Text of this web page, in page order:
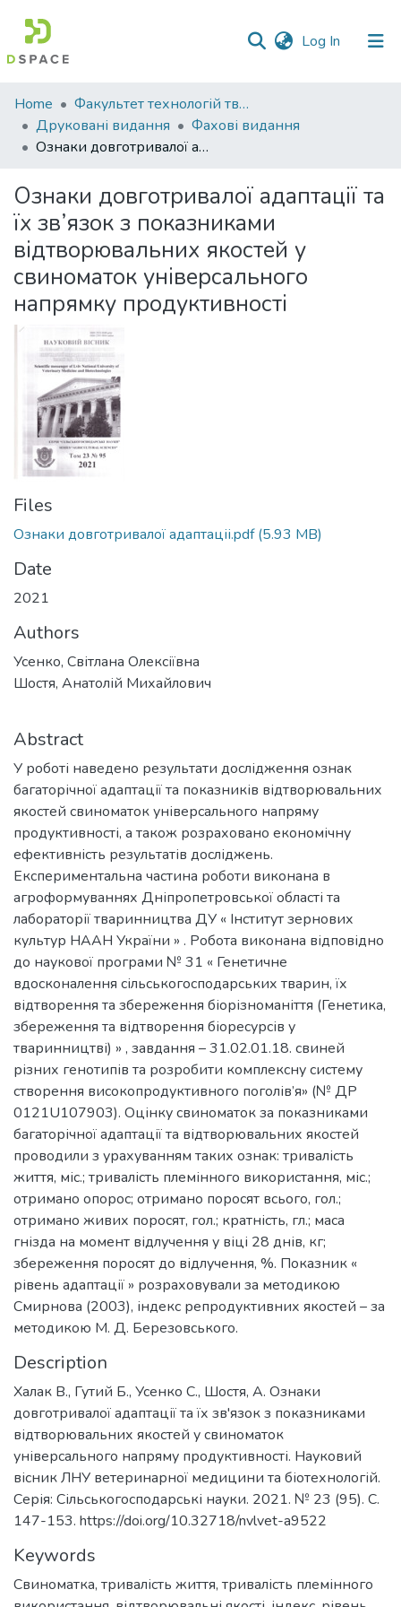
Log In (current)
Communities
&
Collections
Statistics
Home
Факультет технологій тваринництва та продовольства
Друковані видання
Фахові видання
Ознаки довготривалої адаптації та їх зв’язок з показниками відтворювальних якостей у свиноматок універсального напрямку продуктивності
Ознаки довготривалої адаптації та
їх зв’язок з показниками
відтворювальних якостей у
свиноматок універсального
напрямку продуктивності
Files
Ознаки довготривалої адаптаціі.pdf(5.93 MB)
Date
2021
Authors
Усенко, Світлана Олексіївна
Шостя, Анатолій Михайлович
Abstract
У роботі наведено результати дослідження ознак
багаторічної адаптації та показників відтворювальних
якостей свиноматок універсального напряму
продуктивності, а також розраховано економічну
ефективність результатів досліджень.
Експериментальна частина роботи виконана в
агроформуваннях Дніпропетровської області та
лабораторії тваринництва ДУ « Інститут зернових
культур НААН України » . Робота виконана відповідно
до наукової програми № 31 « Генетичне
вдосконалення сільськогосподарських тварин, їх
відтворення та збереження біорізноманіття (Генетика,
збереження та відтворення біоресурсів у
тваринництві) » , завдання – 31.02.01.18. свиней
різних генотипів та розробити комплексну систему
створення високопродуктивного поголів’я» (№ ДР
0121U107903). Оцінку свиноматок за показниками
багаторічної адаптації та відтворювальних якостей
проводили з урахуванням таких ознак: тривалість
життя, міс.; тривалість племінного використання, міс.;
отримано опорос; отримано поросят всього, гол.;
отримано живих поросят, гол.; кратність, гл.; маса
гнізда на момент відлучення у віці 28 днів, кг;
збереження поросят до відлучення, %. Показник «
рівень адаптації » розраховували за методикою
Смирнова (2003), індекс репродуктивних якостей – за
методикою М. Д. Березовського.
Description
Халак В., Гутий Б., Усенко С., Шостя, А. Ознаки
довготривалої адаптації та їх зв'язок з показниками
відтворювальних якостей у свиноматок
універсального напряму продуктивності. Науковий
вісник ЛНУ ветеринарної медицини та біотехнологій.
Серія: Сільськогосподарські науки. 2021. № 23 (95). С.
147-153. https://doi.org/10.32718/nvlvet-a9522
Keywords
Свиноматка, тривалість життя, тривалість племінного